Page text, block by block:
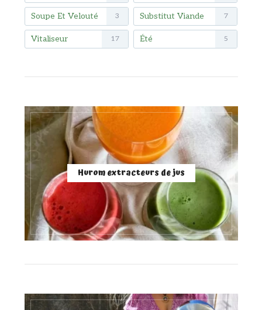
Soupe Et Velouté 3 Substitut Viande 7
Vitaliseur 17 Été 5
Hurom extracteurs de jus